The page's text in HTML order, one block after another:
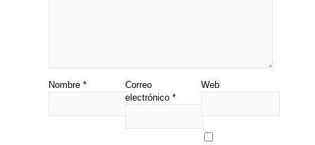
Nombre *
Correo
electrónico *
Web